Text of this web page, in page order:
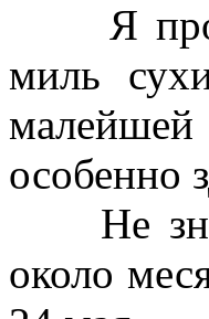
Я
миль
особенно
Не
около